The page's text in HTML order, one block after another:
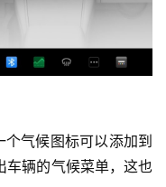
的应用程序图标来最小